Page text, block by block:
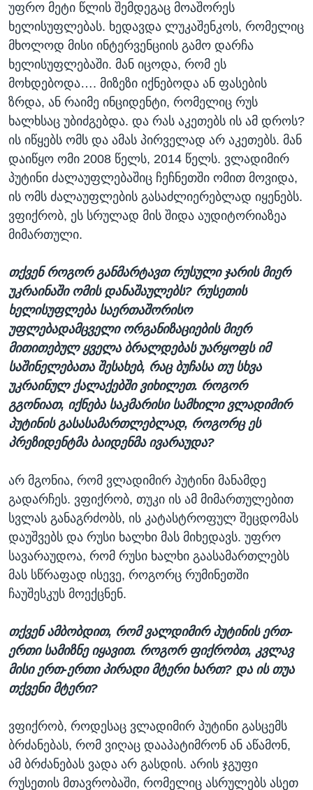
უფრო მეტი წლის შემდეგაც მოაშორეს
ხელისუფლებას. ხედავდა ლუკაშენკოს, რომელიც
მხოლოდ მისი ინტერვენციის გამო დარჩა
ხელისუფლებაში. მან იცოდა, რომ ეს
მოხდებოდა…. მიზეზი იქნებოდა ან ფასების
ზრდა, ან რაიმე ინციდენტი, რომელიც რუს
ხალხსაც უბიძგებდა. და რას აკეთებს ის ამ დროს?
ის იწყებს ომს და ამას პირველად არ აკეთებს. მან
დაიწყო ომი 2008 წელს, 2014 წელს. ვლადიმირ
პუტინი ძალაუფლებაშიც ჩეჩნეთში ომით მოვიდა,
ის ომს ძალაუფლების გასაძლიერებლად იყენებს.
ვფიქრობ, ეს სრულად მის შიდა აუდიტორიაზეა
მიმართული.
თქვენ როგორ განმარტავთ რუსული ჯარის მიერ
უკრაინაში ომის დანაშაულებს? რუსეთის
ხელისუფლება საერთაშორისო
უფლებადამცველი ორგანიზაციების მიერ
მითითებულ ყველა ბრალდებას უარყოფს იმ
საშინელებათა შესახებ, რაც ბუჩასა თუ სხვა
უკრაინულ ქალაქებში ვიხილეთ. როგორ
გგონიათ, იქნება საკმარისი სამხილი ვლადიმირ
პუტინის გასასამართლებლად, როგორც ეს
პრეზიდენტმა ბაიდენმა ივარაუდა?
არ მგონია, რომ ვლადიმირ პუტინი მანამდე
გადარჩეს. ვფიქრობ, თუკი ის ამ მიმართულებით
სვლას განაგრძობს, ის კატასტროფულ შეცდომას
დაუშვებს და რუსი ხალხი მას მიხედავს. უფრო
სავარაუდოა, რომ რუსი ხალხი გაასამართლებს
მას სწრაფად ისევე, როგორც რუმინეთში
ჩაუშესკუს მოექცნენ.
თქვენ ამბობდით, რომ ვალდიმირ პუტინის ერთ-
ერთი სამიზნე იყავით. როგორ ფიქრობთ, კვლავ
მისი ერთ-ერთი პირადი მტერი ხართ? და ის თუა
თქვენი მტერი?
ვფიქრობ, როდესაც ვლადიმირ პუტინი გასცემს
ბრძანებას, რომ ვიღაც დააპატიმრონ ან აწამონ,
ამ ბრძანებას ვადა არ გასდის. არის ჯგუფი
რუსეთის მთავრობაში, რომელიც ასრულებს ასეთ